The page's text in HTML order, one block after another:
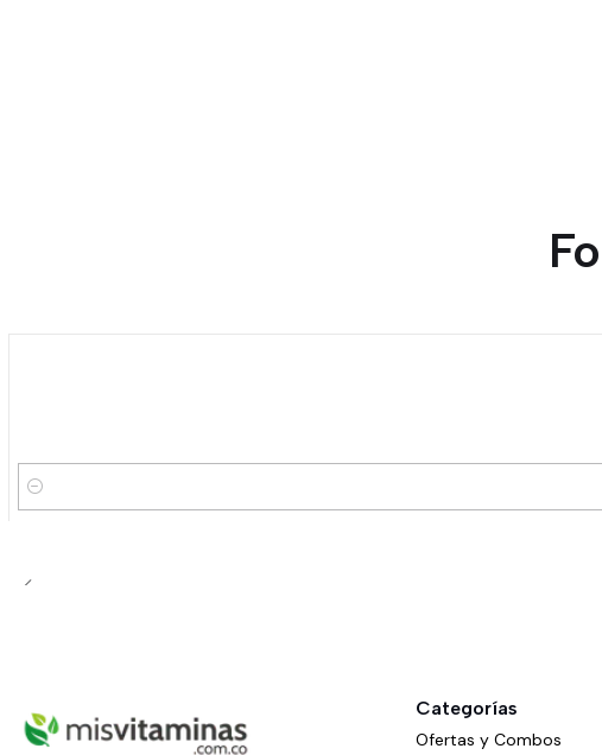
Cantidad
Categorías
Ofertas y Combos